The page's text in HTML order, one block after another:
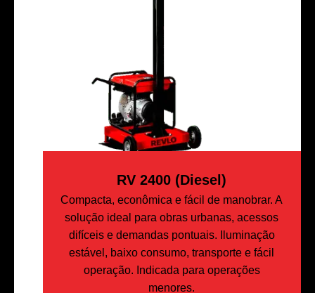
RV 2400 (Diesel)
Compacta, econômica e fácil de manobrar. A
solução ideal para obras urbanas, acessos
difíceis e demandas pontuais. Iluminação
estável, baixo consumo, transporte e fácil
operação. Indicada para operações
menores.